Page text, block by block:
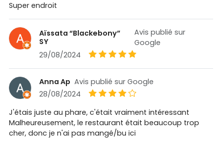
Super endroit
Aïssata “Blackebony”
SY
Avis publié sur
Google
29/08/2024
Anna Ap Avis publié sur Google
28/08/2024
J'étais juste au phare, c'était vraiment intéressant
Malheureusement, le restaurant était beaucoup trop
cher, donc je n'ai pas mangé/bu ici